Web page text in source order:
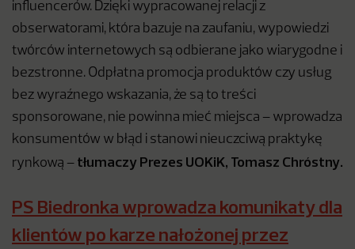
influencerów. Dzięki wypracowanej relacji z
obserwatorami, która bazuje na zaufaniu, wypowiedzi
twórców internetowych są odbierane jako wiarygodne i
bezstronne. Odpłatna promocja produktów czy usług
bez wyraźnego wskazania, że są to treści
sponsorowane, nie powinna mieć miejsca – wprowadza
konsumentów w błąd i stanowi nieuczciwą praktykę
rynkową – tłumaczy Prezes UOKiK, Tomasz Chróstny.
PS Biedronka wprowadza komunikaty dla
klientów po karze nałożonej przez